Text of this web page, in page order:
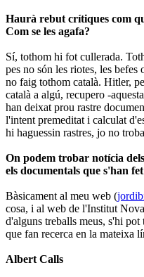
Haurà rebut crítiques com
Com se les agafa?
Sí, tothom hi fot cullerada.
pes no són les riotes, les befes
no faig tothom català. Hitler,
català a algú, recupero -
han deixat prou rastre
l'intent premeditat i calculat
hi haguessin rastres, jo no
On podem trobar notícia
els documentals que s'han
Bàsicament al meu web (
cosa, i al web de l'Institut
d'alguns treballs meus, s'hi
que fan recerca en la mateixa
Albert Calls